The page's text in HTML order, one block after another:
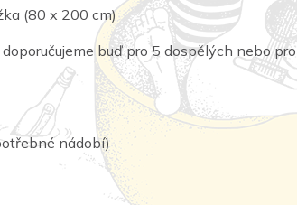
(80 x 200 cm)
buď pro 5 dospělých nebo pro
nádobí)